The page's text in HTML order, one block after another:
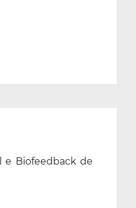
e Biofeedback de